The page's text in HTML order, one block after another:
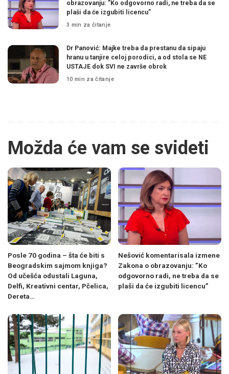
obrazovanju: ”Ko odgovorno radi, ne treba da se
plaši da će izgubiti licencu”
3 min za čitanje
Dr Panović: Majke treba da prestanu da sipaju
hranu u tanjire celoj porodici, a od stola se NE
USTAJE dok SVI ne završe obrok
10 min za čitanje
Možda će vam se svideti
Posle 70 godina – šta će biti s
Beogradskim sajmom knjiga?
Od učešća odustali Laguna,
Delfi, Kreativni centar, Pčelica,
Dereta…
Nešović komentarisala izmene
Zakona o obrazovanju: ”Ko
odgovorno radi, ne treba da se
plaši da će izgubiti licencu”